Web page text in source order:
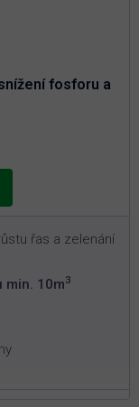
fosforu a
řas a zelenání
min. 10m3